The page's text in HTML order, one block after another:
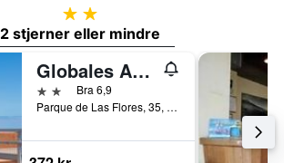
2 stjerner
2 stjerner eller mindre
Globales Acuario
2 stjernerBra 6,9
Parque de Las Flores, 35, Puerto de la Cruz, Tenerife, Spania